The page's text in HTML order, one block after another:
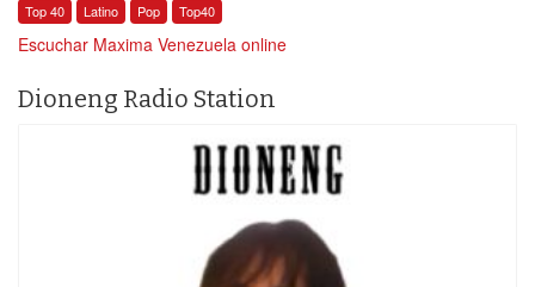
Top 40 Latino Pop Top40
Escuchar Maxima Venezuela online
Dioneng Radio Station